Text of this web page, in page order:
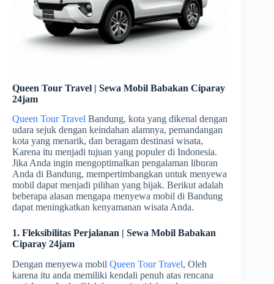
Queen Tour Travel | Sewa Mobil Babakan Ciparay
24jam
Queen Tour Travel Bandung, kota yang dikenal dengan
udara sejuk dengan keindahan alamnya, pemandangan
kota yang menarik, dan beragam destinasi wisata,
Karena itu menjadi tujuan yang populer di Indonesia.
Jika Anda ingin mengoptimalkan pengalaman liburan
Anda di Bandung, mempertimbangkan untuk menyewa
mobil dapat menjadi pilihan yang bijak. Berikut adalah
beberapa alasan mengapa menyewa mobil di Bandung
dapat meningkatkan kenyamanan wisata Anda.
1. Fleksibilitas Perjalanan | Sewa Mobil Babakan
Ciparay 24jam
Dengan menyewa mobil Queen Tour Travel, Oleh
karena itu anda memiliki kendali penuh atas rencana